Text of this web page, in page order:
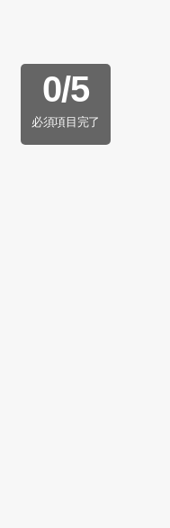
0/5
必須項目完了